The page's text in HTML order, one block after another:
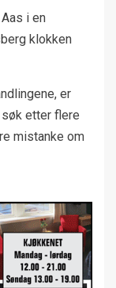
i en
klokken
er
etter flere
mistanke om